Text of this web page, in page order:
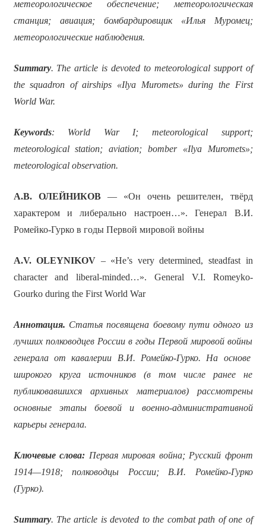
метеорологическое обеспечение; метеорологическая
станция; авиация; бомбардировщик «Илья Муромец;
метеорологические наблюдения.
Summary. The article is devoted to meteorological support of
the squadron of airships «Ilya Muromets» during the First
World War.
Keywords: World War I; meteorological support;
meteorological station; aviation; bomber «Ilya Muromets»;
meteorological observation.
А.В. ОЛЕЙНИКОВ— «Он очень решителен, твёрд
характером и либерально настроен…». Генерал В.И.
Ромейко-Гурко в годы Первой мировой войны
A.V. OLEYNIKOV – «He’s very determined, steadfast in
character and liberal-minded…». General V.I. Romeyko-
Gourko during the First World War
Аннотация. Статья посвящена боевому пути одного из
лучших полководцев России в годы Первой мировой войны
генерала от кавалерии В.И. Ромейко-Гурко. На основе
широкого круга источников (в том числе ранее не
публиковавшихся архивных материалов) рассмотрены
основные этапы боевой и военно-административной
карьеры генерала.
Ключевые слова: Первая мировая война; Русский фронт
1914—1918; полководцы России; В.И. Ромейко-Гурко
(Гурко).
Summary. The article is devoted to the combat path of one of